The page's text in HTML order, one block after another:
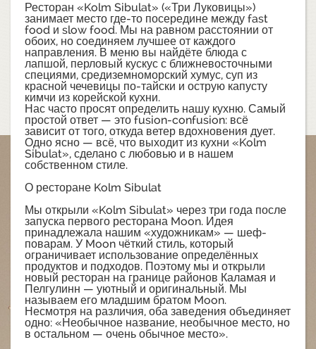
Ресторан «Kolm Sibulat» («Три Луковицы»)
занимает место где-то посередине между fast
food и slow food. Мы на равном расстоянии от
обоих, но соединяем лучшее от каждого
направления. В меню вы найдёте блюда с
лапшой, перловый кускус с ближневосточными
специями, средиземноморский хумус, суп из
красной чечевицы по-тайски и острую капусту
кимчи из корейской кухни.
Нас часто просят определить нашу кухню. Самый
простой ответ — это fusion-confusion: всё
зависит от того, откуда ветер вдохновения дует.
Одно ясно — всё, что выходит из кухни «Kolm
Sibulat», сделано с любовью и в нашем
собственном стиле.
О ресторане Kolm Sibulat
Мы открыли «Kolm Sibulat» через три года после
запуска первого ресторана Moon. Идея
принадлежала нашим «художникам» — шеф-
поварам. У Moon чёткий стиль, который
ограничивает использование определённых
продуктов и подходов. Поэтому мы и открыли
новый ресторан на границе районов Каламая и
Пелгулинн — уютный и оригинальный. Мы
называем его младшим братом Moon.
Несмотря на различия, оба заведения объединяет
одно: «Необычное название, необычное место, но
в остальном — очень обычное место».